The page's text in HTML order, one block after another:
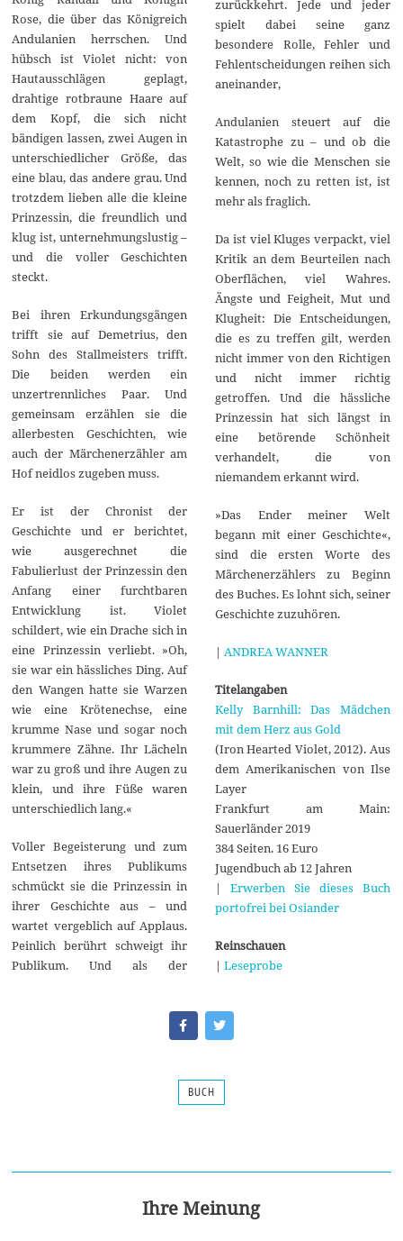
Rose, die über das Königreich
Andulanien herrschen. Und
hübsch ist Violet nicht: von
Hautausschlägen geplagt,
drahtige rotbraune Haare auf
dem Kopf, die sich nicht
bändigen lassen, zwei Augen in
unterschiedlicher Größe, das
eine blau, das andere grau. Und
trotzdem lieben alle die kleine
Prinzessin, die freundlich und
klug ist, unternehmungslustig –
und die voller Geschichten
steckt.
Bei ihren Erkundungsgängen
trifft sie auf Demetrius, den
Sohn des Stallmeisters trifft.
Die beiden werden ein
unzertrennliches Paar. Und
gemeinsam erzählen sie die
allerbesten Geschichten, wie
auch der Märchenerzähler am
Hof neidlos zugeben muss.
Er ist der Chronist der
Geschichte und er berichtet,
wie ausgerechnet die
Fabulierlust der Prinzessin den
Anfang einer furchtbaren
Entwicklung ist. Violet
schildert, wie ein Drache sich in
eine Prinzessin verliebt. »Oh,
sie war ein hässliches Ding. Auf
den Wangen hatte sie Warzen
wie eine Krötenechse, eine
krumme Nase und sogar noch
krummere Zähne. Ihr Lächeln
war zu groß und ihre Augen zu
klein, und ihre Füße waren
unterschiedlich lang.«
Voller Begeisterung und zum
Entsetzen ihres Publikums
schmückt sie die Prinzessin in
ihrer Geschichte aus – und
wartet vergeblich auf Applaus.
Peinlich berührt schweigt ihr
Publikum. Und als der
zurückkehrt. Jede und jeder
spielt dabei seine ganz
besondere Rolle, Fehler und
Fehlentscheidungen reihen sich
aneinander,
Andulanien steuert auf die
Katastrophe zu – und ob die
Welt, so wie die Menschen sie
kennen, noch zu retten ist, ist
mehr als fraglich.
Da ist viel Kluges verpackt, viel
Kritik an dem Beurteilen nach
Oberflächen, viel Wahres.
Ängste und Feigheit, Mut und
Klugheit: Die Entscheidungen,
die es zu treffen gilt, werden
nicht immer von den Richtigen
und nicht immer richtig
getroffen. Und die hässliche
Prinzessin hat sich längst in
eine betörende Schönheit
verhandelt, die von
niemandem erkannt wird.
»Das Ender meiner Welt
begann mit einer Geschichte«,
sind die ersten Worte des
Märchenerzählers zu Beginn
des Buches. Es lohnt sich, seiner
Geschichte zuzuhören.
| ANDREA WANNER
Titelangaben
Kelly Barnhill: Das Mädchen
mit dem Herz aus Gold
(Iron Hearted Violet, 2012). Aus
dem Amerikanischen von Ilse
Layer
Frankfurt am Main:
Sauerländer 2019
384 Seiten. 16 Euro
Jugendbuch ab 12 Jahren
| Erwerben Sie dieses Buch
portofrei bei Osiander
Reinschauen
| Leseprobe
BUCH
Ihre Meinung